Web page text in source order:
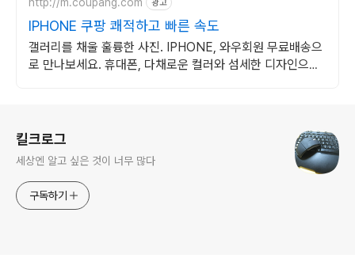
광고
IPHONE 쿠팡 쾌적하고 빠른 속도
갤러리를 채울 훌륭한 사진. IPHONE, 와우회원 무료배송으
로 만나보세요. 휴대폰, 다채로운 컬러와 섬세한 디자인으로
킬크로그
세상엔 알고 싶은 것이 너무 많다
구독하기